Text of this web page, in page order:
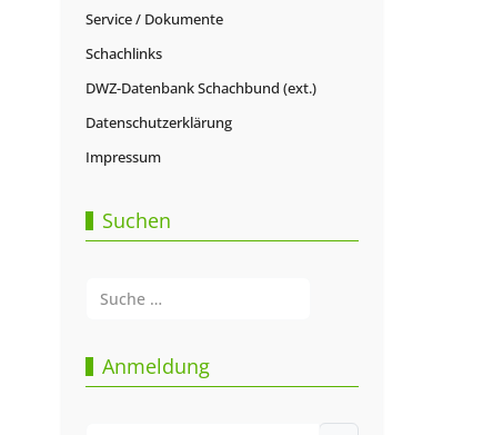
Service / Dokumente
Schachlinks
DWZ-Datenbank Schachbund (ext.)
Datenschutzerklärung
Impressum
Suchen
Anmeldung